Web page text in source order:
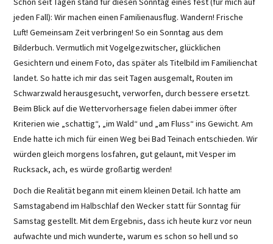
jeden Fall): Wir machen einen Familienausflug. Wandern! Frische
Luft! Gemeinsam Zeit verbringen! So ein Sonntag aus dem
Bilderbuch. Vermutlich mit Vogelgezwitscher, glücklichen
Gesichtern und einem Foto, das später als Titelbild im Familienchat
landet. So hatte ich mir das seit Tagen ausgemalt, Routen im
Schwarzwald herausgesucht, verworfen, durch bessere ersetzt.
Beim Blick auf die Wettervorhersage fielen dabei immer öfter
Kriterien wie „schattig“, „im Wald“ und „am Fluss“ ins Gewicht. Am
Ende hatte ich mich für einen Weg bei Bad Teinach entschieden. Wir
würden gleich morgens losfahren, gut gelaunt, mit Vesper im
Rucksack, ach, es würde großartig werden!
Doch die Realität begann mit einem kleinen Detail. Ich hatte am
Samstagabend im Halbschlaf den Wecker statt für Sonntag für
Samstag gestellt. Mit dem Ergebnis, dass ich heute kurz vor neun
aufwachte und mich wunderte, warum es schon so hell und so